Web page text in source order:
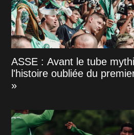
ASSE : Avant le tube
l'histoire oubliée du
»